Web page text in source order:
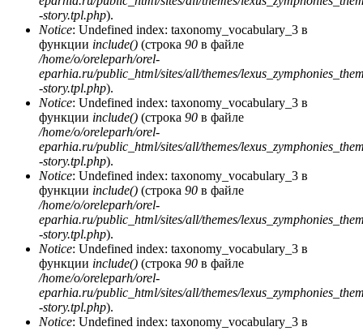
-story.tpl.php).
Notice: Undefined index: taxonomy_vocabulary_3 в
функции include() (строка 90 в файле
/home/o/oreleparh/orel-
eparhia.ru/public_html/sites/all/themes/
-story.tpl.php).
Notice: Undefined index: taxonomy_vocabulary_3 в
функции include() (строка 90 в файле
/home/o/oreleparh/orel-
eparhia.ru/public_html/sites/all/themes/
-story.tpl.php).
Notice: Undefined index: taxonomy_vocabulary_3 в
функции include() (строка 90 в файле
/home/o/oreleparh/orel-
eparhia.ru/public_html/sites/all/themes/
-story.tpl.php).
Notice: Undefined index: taxonomy_vocabulary_3 в
функции include() (строка 90 в файле
/home/o/oreleparh/orel-
eparhia.ru/public_html/sites/all/themes/
-story.tpl.php).
Notice: Undefined index: taxonomy_vocabulary_3 в